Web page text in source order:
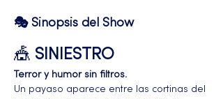
🎭 Sinopsis del Show
🎪 SINIESTRO
Terror y humor sin filtros.
Un payaso aparece entre las cortinas del